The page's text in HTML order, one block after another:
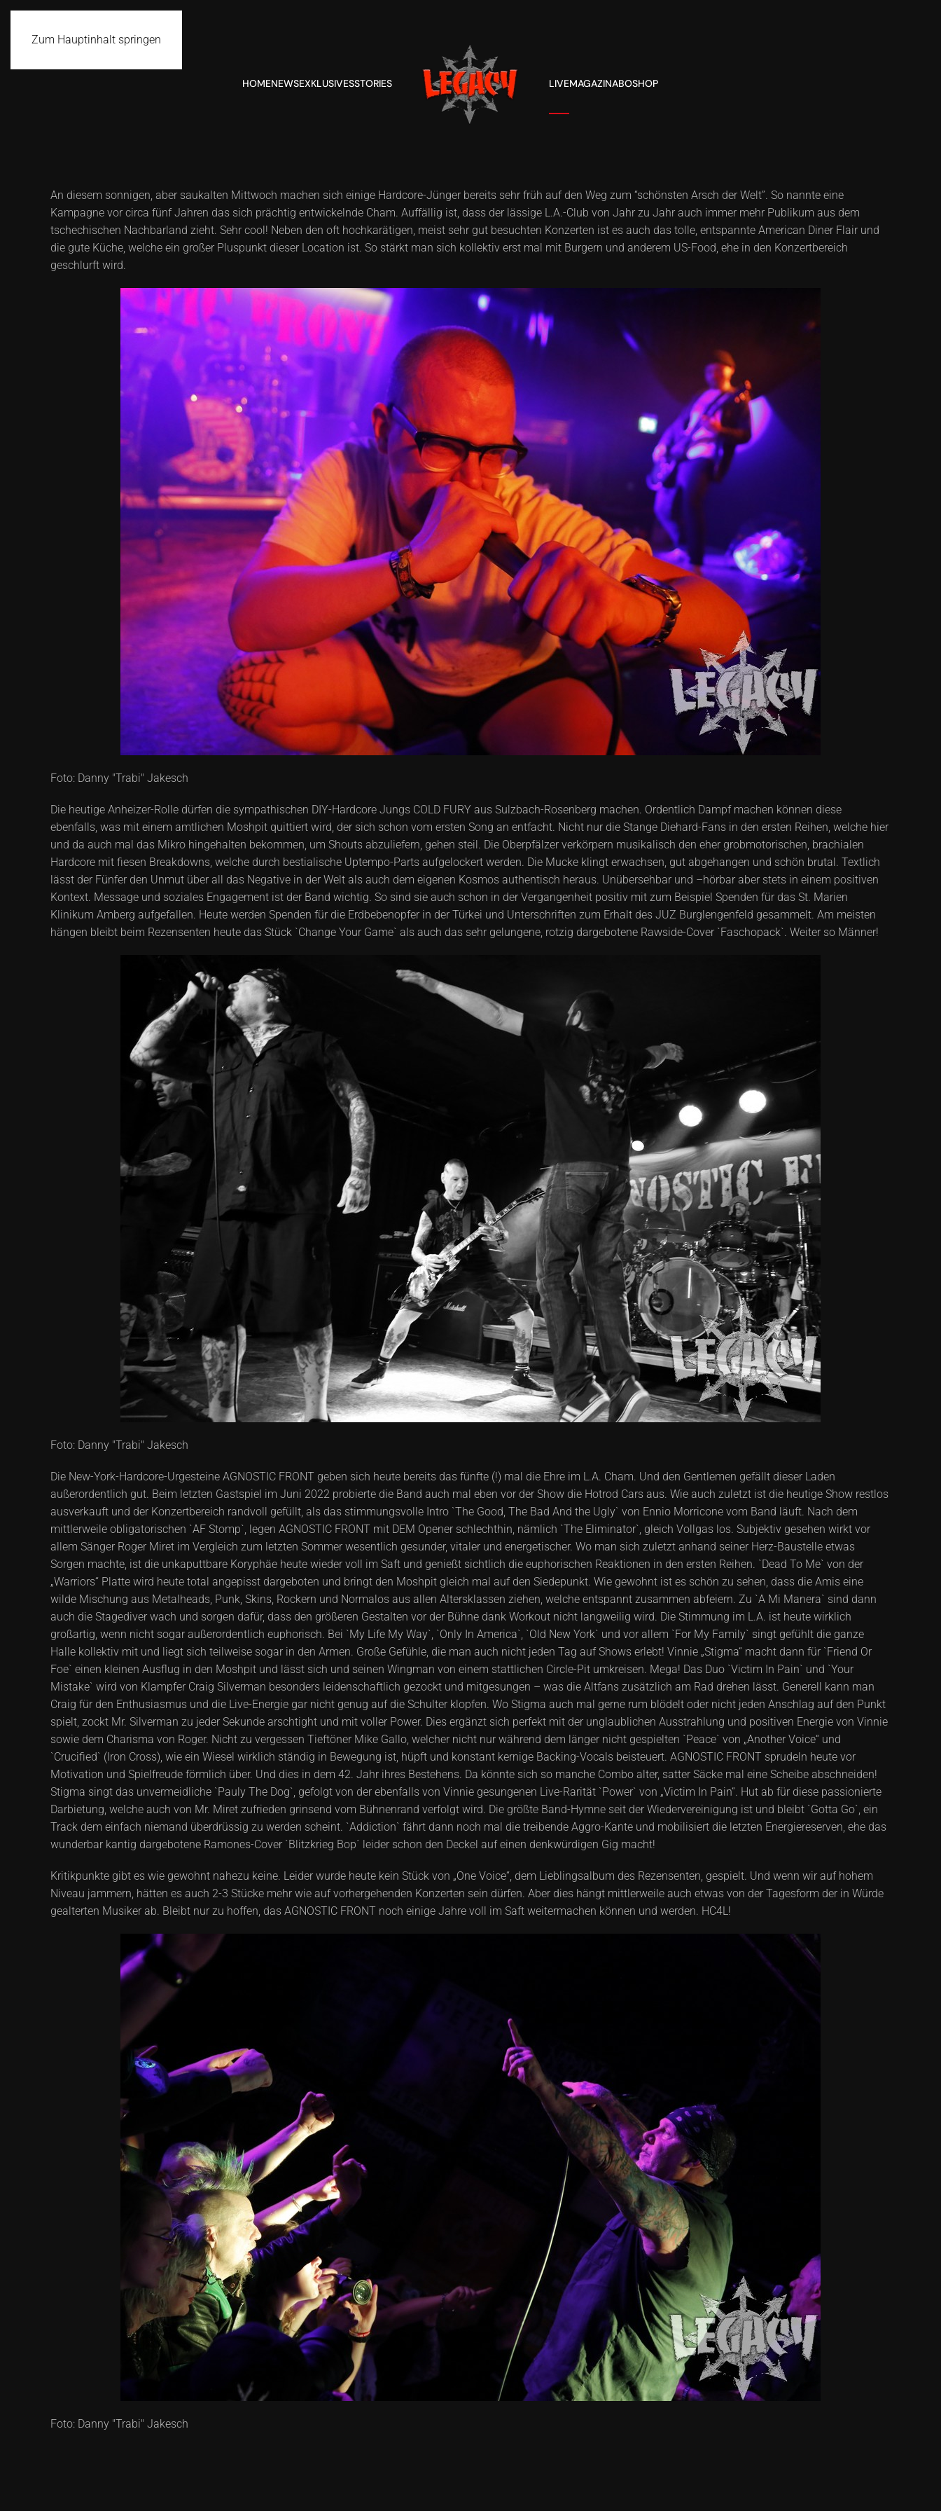
Zum Hauptinhalt springen
HOMENEWSEXKLUSIVESSTORIES LIVEMAGAZINABOSHOP
An diesem sonnigen, aber saukalten Mittwoch machen sich einige Hardcore-Jünger bereits sehr früh auf den Weg zum “schönsten Arsch der Welt”. So nannte eine
Kampagne vor circa fünf Jahren das sich prächtig entwickelnde Cham. Auffällig ist, dass der lässige L.A.-Club von Jahr zu Jahr auch immer mehr Publikum aus dem
tschechischen Nachbarland zieht. Sehr cool! Neben den oft hochkarätigen, meist sehr gut besuchten Konzerten ist es auch das tolle, entspannte American Diner Flair und
die gute Küche, welche ein großer Pluspunkt dieser Location ist. So stärkt man sich kollektiv erst mal mit Burgern und anderem US-Food, ehe in den Konzertbereich
geschlurft wird.
Foto: Danny "Trabi" Jakesch
Die heutige Anheizer-Rolle dürfen die sympathischen DIY-Hardcore Jungs COLD FURY aus Sulzbach-Rosenberg machen. Ordentlich Dampf machen können diese
ebenfalls, was mit einem amtlichen Moshpit quittiert wird, der sich schon vom ersten Song an entfacht. Nicht nur die Stange Diehard-Fans in den ersten Reihen, welche hier
und da auch mal das Mikro hingehalten bekommen, um Shouts abzuliefern, gehen steil. Die Oberpfälzer verkörpern musikalisch den eher grobmotorischen, brachialen
Hardcore mit fiesen Breakdowns, welche durch bestialische Uptempo-Parts aufgelockert werden. Die Mucke klingt erwachsen, gut abgehangen und schön brutal. Textlich
lässt der Fünfer den Unmut über all das Negative in der Welt als auch dem eigenen Kosmos authentisch heraus. Unübersehbar und –hörbar aber stets in einem positiven
Kontext. Message und soziales Engagement ist der Band wichtig. So sind sie auch schon in der Vergangenheit positiv mit zum Beispiel Spenden für das St. Marien
Klinikum Amberg aufgefallen. Heute werden Spenden für die Erdbebenopfer in der Türkei und Unterschriften zum Erhalt des JUZ Burglengenfeld gesammelt. Am meisten
hängen bleibt beim Rezensenten heute das Stück `Change Your Game` als auch das sehr gelungene, rotzig dargebotene Rawside-Cover `Faschopack`. Weiter so Männer!
Foto: Danny "Trabi" Jakesch
Die New-York-Hardcore-Urgesteine AGNOSTIC FRONT geben sich heute bereits das fünfte (!) mal die Ehre im L.A. Cham. Und den Gentlemen gefällt dieser Laden
außerordentlich gut. Beim letzten Gastspiel im Juni 2022 probierte die Band auch mal eben vor der Show die Hotrod Cars aus. Wie auch zuletzt ist die heutige Show restlos
ausverkauft und der Konzertbereich randvoll gefüllt, als das stimmungsvolle Intro `The Good, The Bad And the Ugly` von Ennio Morricone vom Band läuft. Nach dem
mittlerweile obligatorischen `AF Stomp`, legen AGNOSTIC FRONT mit DEM Opener schlechthin, nämlich `The Eliminator`, gleich Vollgas los. Subjektiv gesehen wirkt vor
allem Sänger Roger Miret im Vergleich zum letzten Sommer wesentlich gesunder, vitaler und energetischer. Wo man sich zuletzt anhand seiner Herz-Baustelle etwas
Sorgen machte, ist die unkaputtbare Koryphäe heute wieder voll im Saft und genießt sichtlich die euphorischen Reaktionen in den ersten Reihen. `Dead To Me` von der
„Warriors“ Platte wird heute total angepisst dargeboten und bringt den Moshpit gleich mal auf den Siedepunkt. Wie gewohnt ist es schön zu sehen, dass die Amis eine
wilde Mischung aus Metalheads, Punk, Skins, Rockern und Normalos aus allen Altersklassen ziehen, welche entspannt zusammen abfeiern. Zu `A Mi Manera` sind dann
auch die Stagediver wach und sorgen dafür, dass den größeren Gestalten vor der Bühne dank Workout nicht langweilig wird. Die Stimmung im L.A. ist heute wirklich
großartig, wenn nicht sogar außerordentlich euphorisch. Bei `My Life My Way`, `Only In America`, `Old New York` und vor allem `For My Family` singt gefühlt die ganze
Halle kollektiv mit und liegt sich teilweise sogar in den Armen. Große Gefühle, die man auch nicht jeden Tag auf Shows erlebt! Vinnie „Stigma“ macht dann für `Friend Or
Foe` einen kleinen Ausflug in den Moshpit und lässt sich und seinen Wingman von einem stattlichen Circle-Pit umkreisen. Mega! Das Duo `Victim In Pain` und `Your
Mistake` wird von Klampfer Craig Silverman besonders leidenschaftlich gezockt und mitgesungen – was die Altfans zusätzlich am Rad drehen lässt. Generell kann man
Craig für den Enthusiasmus und die Live-Energie gar nicht genug auf die Schulter klopfen. Wo Stigma auch mal gerne rum blödelt oder nicht jeden Anschlag auf den Punkt
spielt, zockt Mr. Silverman zu jeder Sekunde arschtight und mit voller Power. Dies ergänzt sich perfekt mit der unglaublichen Ausstrahlung und positiven Energie von Vinnie
sowie dem Charisma von Roger. Nicht zu vergessen Tieftöner Mike Gallo, welcher nicht nur während dem länger nicht gespielten `Peace` von „Another Voice“ und
`Crucified` (Iron Cross), wie ein Wiesel wirklich ständig in Bewegung ist, hüpft und konstant kernige Backing-Vocals beisteuert. AGNOSTIC FRONT sprudeln heute vor
Motivation und Spielfreude förmlich über. Und dies in dem 42. Jahr ihres Bestehens. Da könnte sich so manche Combo alter, satter Säcke mal eine Scheibe abschneiden!
Stigma singt das unvermeidliche `Pauly The Dog`, gefolgt von der ebenfalls von Vinnie gesungenen Live-Rarität `Power` von „Victim In Pain“. Hut ab für diese passionierte
Darbietung, welche auch von Mr. Miret zufrieden grinsend vom Bühnenrand verfolgt wird. Die größte Band-Hymne seit der Wiedervereinigung ist und bleibt `Gotta Go`, ein
Track dem einfach niemand überdrüssig zu werden scheint. `Addiction` fährt dann noch mal die treibende Aggro-Kante und mobilisiert die letzten Energiereserven, ehe das
wunderbar kantig dargebotene Ramones-Cover `Blitzkrieg Bop´ leider schon den Deckel auf einen denkwürdigen Gig macht!
Kritikpunkte gibt es wie gewohnt nahezu keine. Leider wurde heute kein Stück von „One Voice“, dem Lieblingsalbum des Rezensenten, gespielt. Und wenn wir auf hohem
Niveau jammern, hätten es auch 2-3 Stücke mehr wie auf vorhergehenden Konzerten sein dürfen. Aber dies hängt mittlerweile auch etwas von der Tagesform der in Würde
gealterten Musiker ab. Bleibt nur zu hoffen, das AGNOSTIC FRONT noch einige Jahre voll im Saft weitermachen können und werden. HC4L!
Foto: Danny "Trabi" Jakesch